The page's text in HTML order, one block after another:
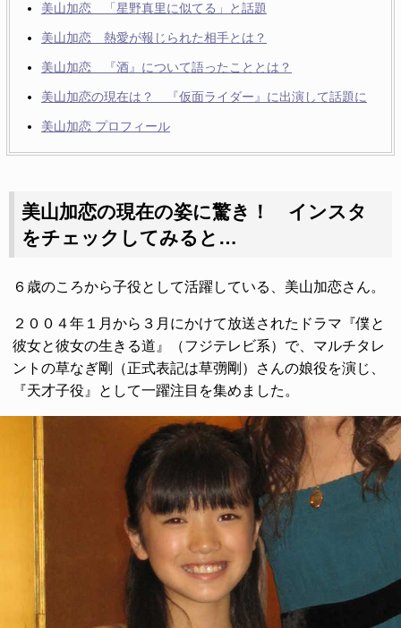
美山加恋 「星野真里に似てる」と話題
美山加恋 熱愛が報じられた相手とは？
美山加恋 『酒』について語ったこととは？
美山加恋の現在は？ 『仮面ライダー』に出演して話題に
美山加恋 プロフィール
美山加恋の現在の姿に驚き！ インスタ
をチェックしてみると…
６歳のころから子役として活躍している、美山加恋さん。
２００４年１月から３月にかけて放送されたドラマ『僕と
彼女と彼女の生きる道』（フジテレビ系）で、マルチタレ
ントの草なぎ剛（正式表記は草彅剛）さんの娘役を演じ、
『天才子役』として一躍注目を集めました。